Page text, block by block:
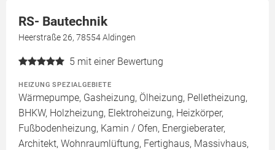
RS- Bautechnik
Heerstraße 26, 78554 Aldingen
5 mit einer Bewertung
HEIZUNG SPEZIALGEBIETE
Wärmepumpe, Gasheizung, Ölheizung, Pelletheizung,
BHKW, Holzheizung, Elektroheizung, Heizkörper,
Fußbodenheizung, Kamin / Ofen, Energieberater,
Architekt, Wohnraumlüftung, Fertighaus, Massivhaus,